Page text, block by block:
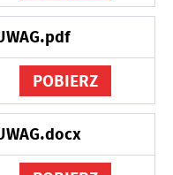
POBIERZ